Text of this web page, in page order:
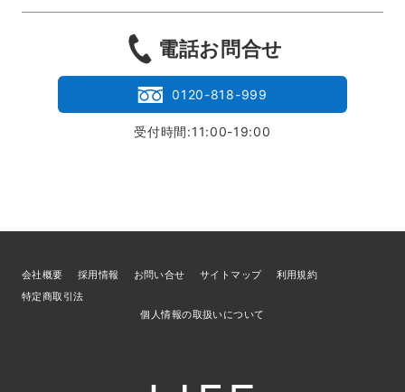
電話お問合せ
0120-818-999
受付時間:11:00-19:00
会社概要 採用情報 お問い合せ サイトマップ
利用規約
特定商取引法
個人情報の取扱いについて